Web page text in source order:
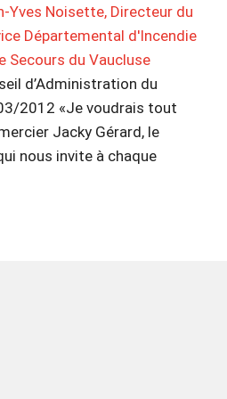
Yves Noisette, Directeur du
Départemental d'Incendie
Secours du Vaucluse
d’Administration du
2012 «Je voudrais tout
Jacky Gérard, le
nous invite à chaque